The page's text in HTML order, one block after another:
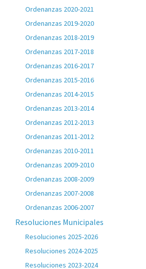
Ordenanzas 2020-2021
Ordenanzas 2019-2020
Ordenanzas 2018-2019
Ordenanzas 2017-2018
Ordenanzas 2016-2017
Ordenanzas 2015-2016
Ordenanzas 2014-2015
Ordenanzas 2013-2014
Ordenanzas 2012-2013
Ordenanzas 2011-2012
Ordenanzas 2010-2011
Ordenanzas 2009-2010
Ordenanzas 2008-2009
Ordenanzas 2007-2008
Ordenanzas 2006-2007
Resoluciones Municipales
Resoluciones 2025-2026
Resoluciones 2024-2025
Resoluciones 2023-2024